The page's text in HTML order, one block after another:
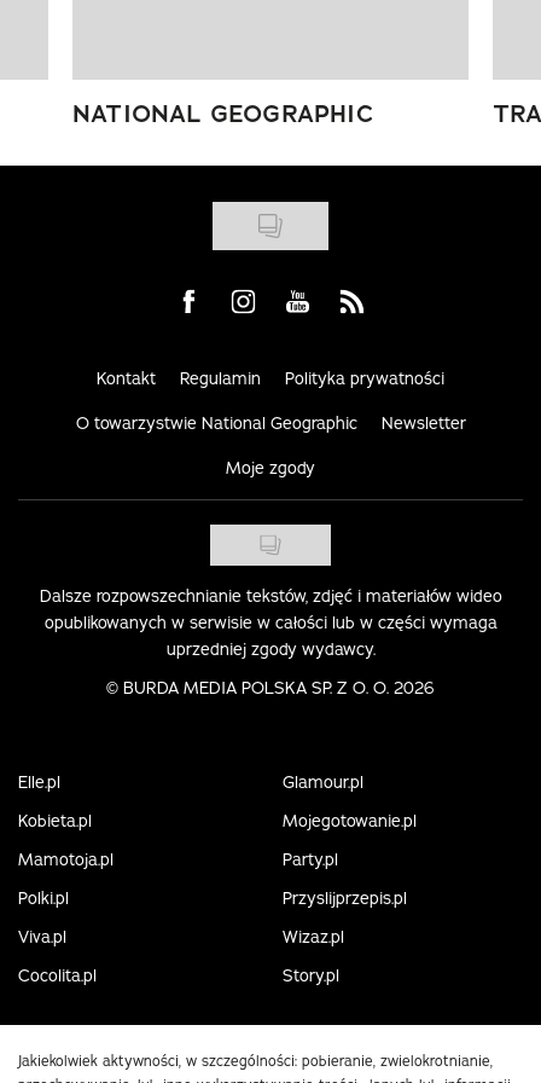
NATIONAL GEOGRAPHIC
Visit us on Facebook
Visit us on Instagram
Visit us on Youtube
Visit us on Rss
Kontakt Regulamin Polityka prywatności
O towarzystwie National Geographic Newsletter
Moje zgody
Dalsze rozpowszechnianie tekstów, zdjęć i materiałów wideo
opublikowanych w serwisie w całości lub w części wymaga
uprzedniej zgody wydawcy.
© BURDA MEDIA POLSKA SP. Z O. O. 2026
Elle.pl
Glamour.pl
Kobieta.pl
Mojegotowanie.pl
Mamotoja.pl
Party.pl
Polki.pl
Przyslijprzepis.pl
Viva.pl
Wizaz.pl
Cocolita.pl
Story.pl
Jakiekolwiek aktywności, w szczególności: pobieranie, zwielokrotnianie,